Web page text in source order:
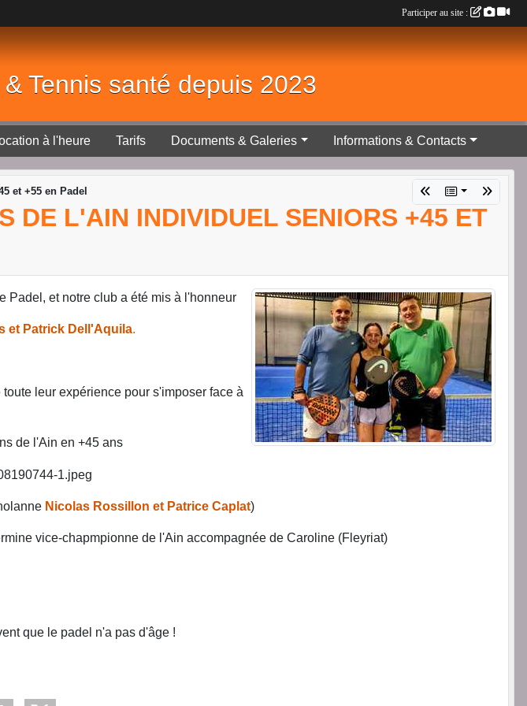
Tennis santé depuis 2023
à l'heure Tarifs Documents & Galeries Informations & Contacts
et +55 en Padel
DE L'AIN INDIVIDUEL SENIORS +45 ET
Padel, et notre club a été mis à l'honneur
et Patrick Dell'Aquila.
leur expérience pour s'imposer face à
de l'Ain en +45 ans
Nicolas Rossillon et Patrice Caplat)
vice-chapmpionne de l'Ain accompagnée de Caroline (Fleyriat)
que le padel n'a pas d'âge !
Participer au site :